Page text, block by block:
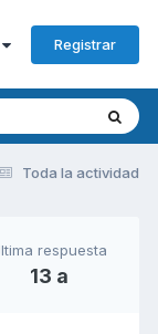
Registrar
Toda la actividad
respuesta
13 a